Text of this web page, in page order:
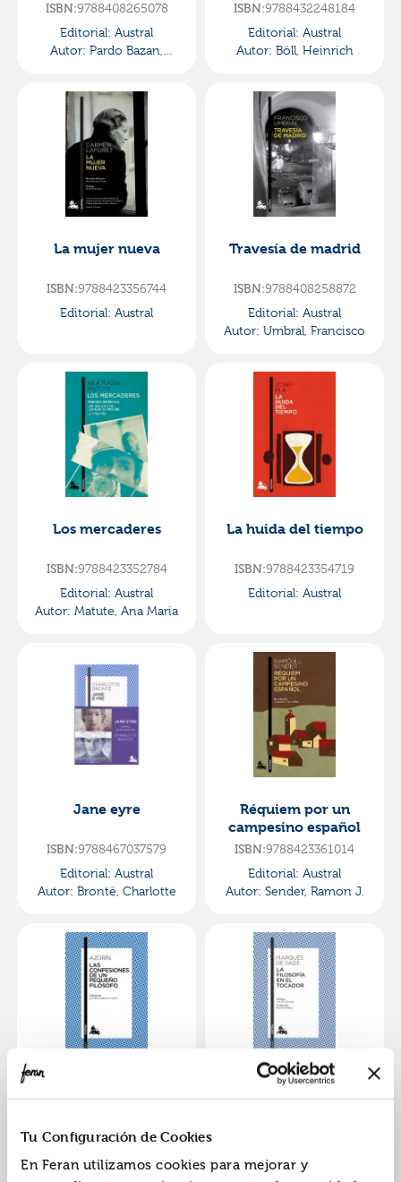
Tu Configuración de Cookies
En Feran utilizamos cookies para mejorar y
ISBN:9788408265078
Editorial: Austral
Autor: Pardo Bazan,
ISBN:9788432248184
Editorial: Austral
Autor: Böll, Heinrich
La mujer nueva
ISBN:9788423356744
Editorial: Austral
Travesía de madrid
ISBN:9788408258872
Editorial: Austral
Autor: Umbral, Francisco
Los mercaderes
ISBN:9788423352784
Editorial: Austral
Autor: Matute, Ana Maria
La huida del tiempo
ISBN:9788423354719
Editorial: Austral
Jane eyre
ISBN:9788467037579
Editorial: Austral
Autor: Brontë, Charlotte
Réquiem por un
campesino español
ISBN:9788423361014
Editorial: Austral
Autor: Sender, Ramon J.
ISBN:9788467042252
Autor: MartÍnez Ruiz,
La filosofía en el
Autor:Marques De Sade